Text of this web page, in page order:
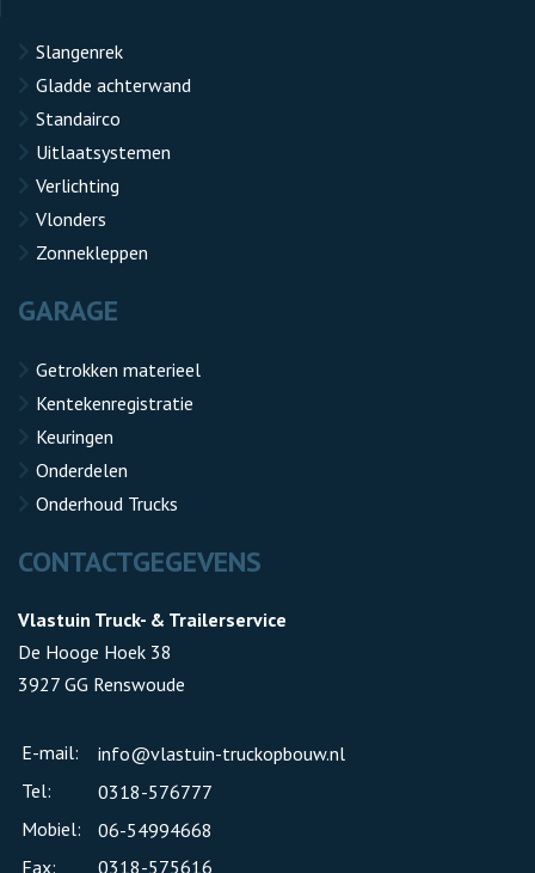
Slangenrek
Gladde achterwand
Standairco
Uitlaatsystemen
Verlichting
Vlonders
Zonnekleppen
GARAGE
Getrokken materieel
Kentekenregistratie
Keuringen
Onderdelen
Onderhoud Trucks
CONTACTGEGEVENS
Vlastuin Truck- & Trailerservice
De Hooge Hoek 38
3927 GG Renswoude
E-mail:
info@vlastuin-truckopbouw.nl
Tel:
0318-576777
Mobiel:
06-54994668
Fax:
0318-575616